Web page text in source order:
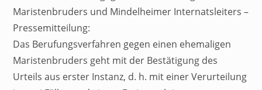
Maristenbruders und Mindelheimer Internatsleiters –
Pressemitteilung:
Das Berufungsverfahren gegen einen ehemaligen
Maristenbruders geht mit der Bestätigung des
Urteils aus erster Instanz, d. h. mit einer Verurteilung